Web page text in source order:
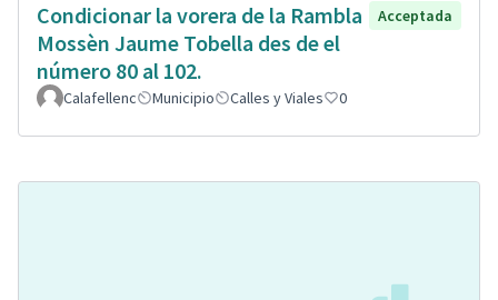
Condicionar la vorera de la Rambla
Mossèn Jaume Tobella des de el
número 80 al 102.
Acceptada
Calafellenc Municipio Calles y Viales 0